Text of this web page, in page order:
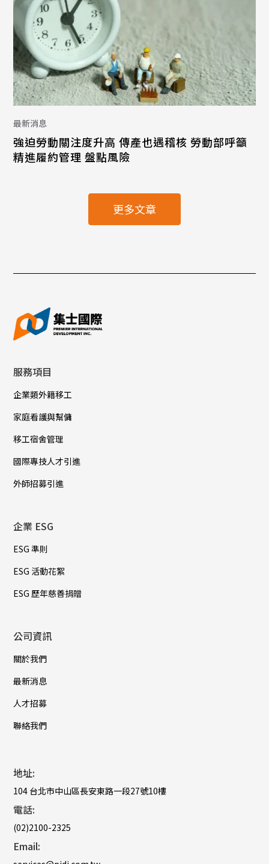
最新消息
強迫勞動關注度升高 傳產也遇稽核 勞動部呼籲
精進履約管理 盤點風險
更多文章
服務項目
企業類外籍移工
家庭看護與幫傭
移工宿舍管理
國際專技人才引進
外師招募引進
企業 ESG
ESG 準則
ESG 活動花絮
ESG 歷年慈善捐贈
公司資訊
關於我們
最新消息
人才招募
聯絡我們
地址:
104 台北市中山區長安東路一段27號10樓
電話:
(02)2100-2325
Email: